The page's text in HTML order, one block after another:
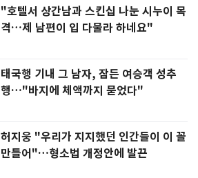
"호텔서 상간남과 스킨십 나눈 시누이 목
격…제 남편이 입 다물라 하네요"
태국행 기내 그 남자, 잠든 여승객 성추
행…"바지에 체액까지 묻었다"
허지웅 "우리가 지지했던 인간들이 이 꼴
만들어"…형소법 개정안에 발끈